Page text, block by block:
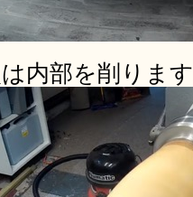
内部を削ります